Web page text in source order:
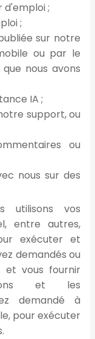
;
;
sur notre
ou par le
nous avons
IA ;
support, ou
ou
nous sur des
utilisons vos
entre autres,
exécuter et
demandés ou
et vous fournir
et les
demandé à
pour exécuter